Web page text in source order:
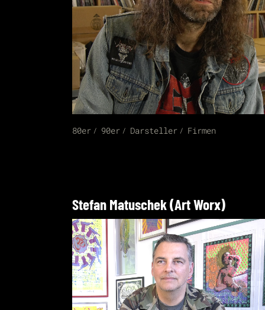
80er 90er Darsteller Firmen
Stefan Matuschek (Art Worx)